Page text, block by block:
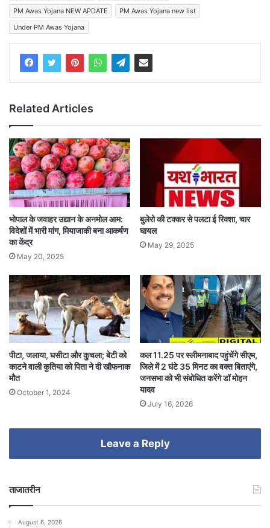
PM Awas Yojana NEW APDATE
PM Awas Yojana new list
Under PM Awas Yojana
Related Articles
भोपाल के जवाहर उद्यान के अनमोल आम:
विदेशों में भारी मांग, मियाजाकी बना आकर्षण
का केंद्र
May 20, 2025
बुलेरो की टक्कर से पलटा ई रिक्शा, चार
घायल
May 29, 2025
पीटा, जलाया, घसीटा और कुचला; बेटी को
काटने वाली कुतिया को पिता ने दी खौफनाक
मौत
October 1, 2024
कल 11.25 पर स्लीमनाबाद पहुंचेंगे सीएम,
जिले में 2 घंटे 35 मिनट का वक्त बिताएंगे,
जनसभा को भी संबोधित करेंगे डॉ मोहन
यादव
July 16, 2026
Leave a Reply
ताजातरीन
August 6, 2026